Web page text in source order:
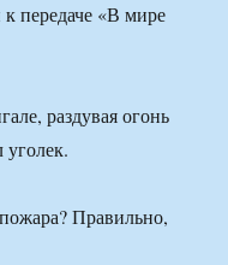
к передаче «В мире
раздувая огонь
уголек.
Правильно,